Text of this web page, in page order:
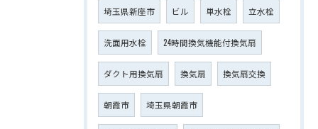
埼玉県新座市 ビル 単水栓 立水栓
洗面用水栓 24時間換気機能付換気扇
ダクト用換気扇 換気扇 換気扇交換
朝霞市 埼玉県朝霞市